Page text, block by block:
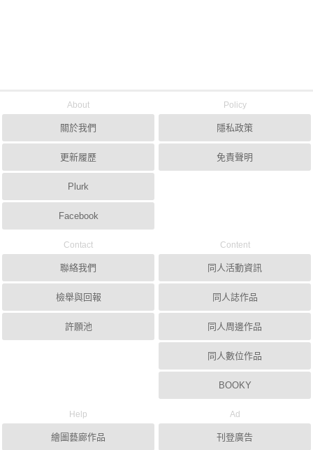
About
關於我們
更新履歷
Plurk
Facebook
Policy
隱私政策
免責聲明
Contact
聯絡我們
檢舉與回報
許願池
Content
同人活動資訊
同人誌作品
同人周邊作品
同人數位作品
BOOKY
Help
繪圖藝廊作品
Ad
刊登廣告